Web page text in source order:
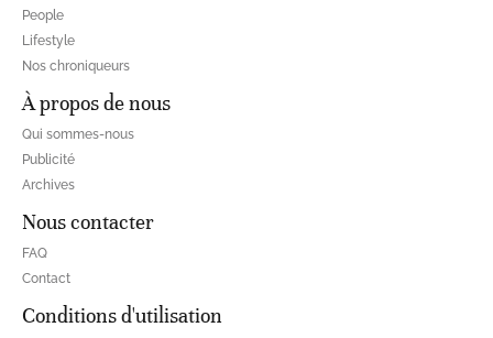
People
Lifestyle
Nos chroniqueurs
À propos de nous
Qui sommes-nous
Publicité
Archives
Nous contacter
FAQ
Contact
Conditions d'utilisation